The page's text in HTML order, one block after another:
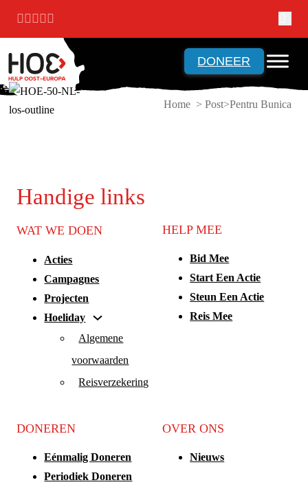
Ga naar hoofdinhoud
Ga naar voettekst
DONEER
Home > Post Pentru Bunica
Handige links
WAT WE DOEN
Acties
Campagnes
Projecten
Hoeliday
Algemene
voorwaarden
Reisverzekering
HELP MEE
Bid Mee
Start Een Actie
Steun Een Actie
Reis Mee
DONEREN
Eénmalig Doneren
Periodiek Doneren
OVER ONS
Nieuws